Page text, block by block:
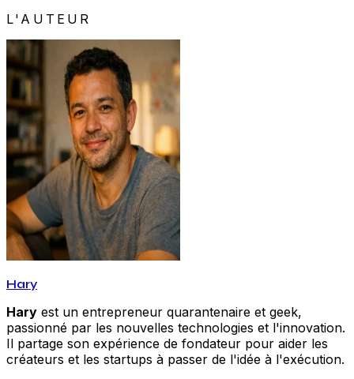
L'AUTEUR
Hary
Hary est un entrepreneur quarantenaire et geek,
passionné par les nouvelles technologies et l'innovation.
Il partage son expérience de fondateur pour aider les
créateurs et les startups à passer de l'idée à l'exécution.